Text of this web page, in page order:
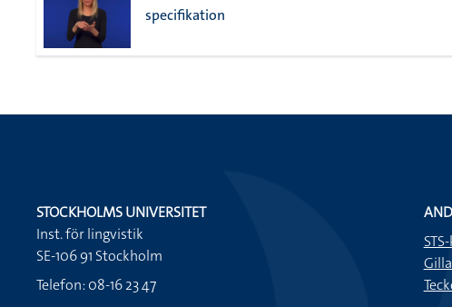
specifikation
STOCKHOLMS UNIVERSITET
Inst. för lingvistik
SE-106 91 Stockholm
Telefon: 08-16 23 47